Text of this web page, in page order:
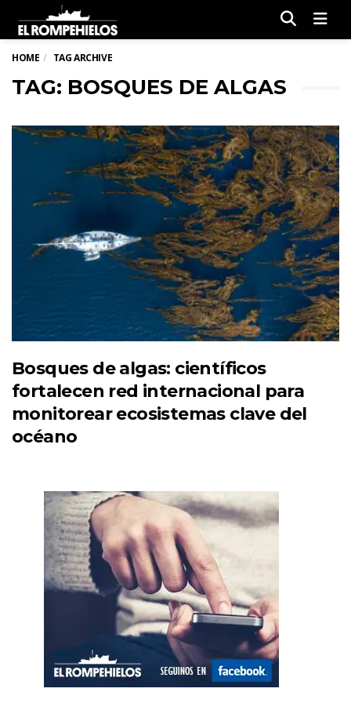
HOME TAG ARCHIVE
TAG: BOSQUES DE ALGAS
Bosques de algas: científicos
fortalecen red internacional para
monitorear ecosistemas clave del
océano